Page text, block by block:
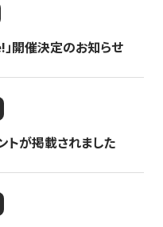
開催決定のお知らせ
トが掲載されました